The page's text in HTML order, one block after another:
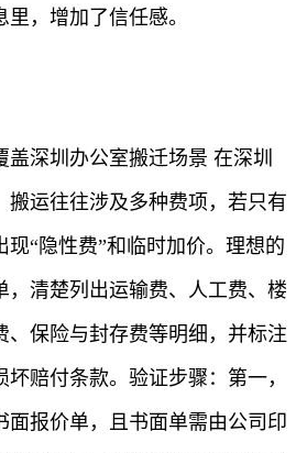
，增加了信任感。
深圳办公室搬迁场景 在深圳
搬运往往涉及多种费项，若只有
“隐性费”和临时加价。理想的
，清楚列出运输费、人工费、楼
、保险与封存费等明细，并标注
赔付条款。验证步骤：第一，
面报价单，且书面单需由公司印